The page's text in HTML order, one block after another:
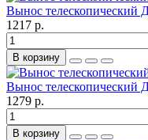
Вынос телескопический
1217 р.
В корзину
Вынос телескопический
1279 р.
В корзину